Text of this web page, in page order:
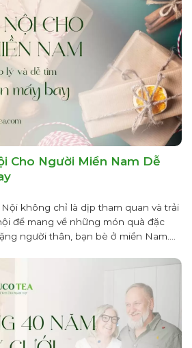
Cho Người Miền Nam Dễ
không chỉ là dịp tham quan và trải
để mang về những món quà đặc
người thân, bạn bè ở miền Nam.